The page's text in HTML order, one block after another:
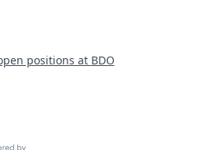
positions at BDO